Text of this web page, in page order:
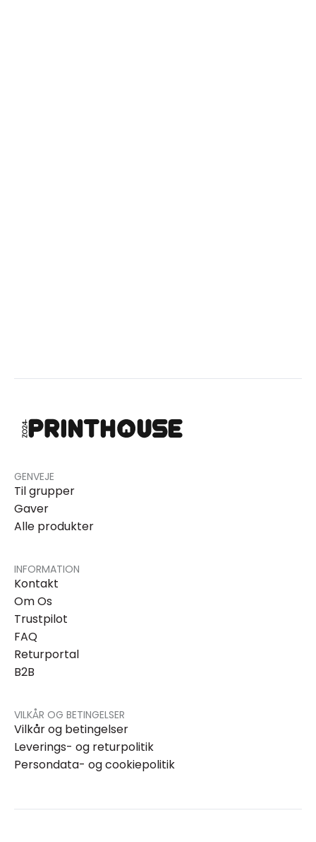
GENVEJE
Til grupper
Gaver
Alle produkter
INFORMATION
Kontakt
Om Os
Trustpilot
FAQ
Returportal
B2B
VILKÅR OG BETINGELSER
Vilkår og betingelser
Leverings- og returpolitik
Persondata- og cookiepolitik